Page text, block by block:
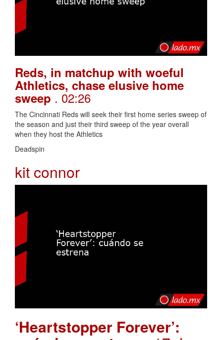
Reds, in matchup with woeful
Athletics, chase elusive home
sweep . 02:26
The Cincinnati Reds will seek their first home series sweep of
the season and just their third sweep of the year overall
when they host the Athletics
Deadspin
kit connor
‘Heartstopper Forever’: